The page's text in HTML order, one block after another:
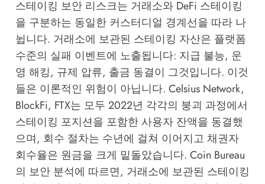
스테이킹 보안 리스크는 거래소와 DeFi 스테이킹
을 구분하는 동일한 커스터디얼 경계선을 따라 나
뉩니다. 거래소에 보관된 스테이킹 자산은 플랫폼
수준의 실패 이벤트에 노출됩니다: 지급 불능, 운
영 해킹, 규제 압류, 출금 동결이 그것입니다. 이것
들은 이론적인 위험이 아닙니다. Celsius Network,
BlockFi, FTX는 모두 2022년 각각의 붕괴 과정에서
스테이킹 포지션을 포함한 사용자 잔액을 동결했
으며, 회수 절차는 수년에 걸쳐 이어지고 채권자
회수율은 원금을 크게 밑돌았습니다. Coin Bureau
의 보안 분석에 따르면, 거래소에 보관된 스테이킹